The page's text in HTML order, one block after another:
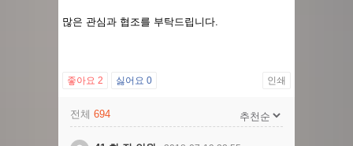
많은 관심과 협조를 부탁드립니다.
좋아요 2 싫어요 0 인쇄
전체 694